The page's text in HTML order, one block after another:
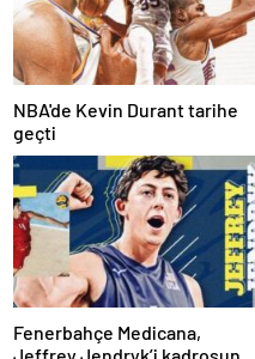
NBA'de Kevin Durant tarihe
geçti
Fenerbahçe Medicana,